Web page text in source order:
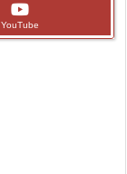
YouTube